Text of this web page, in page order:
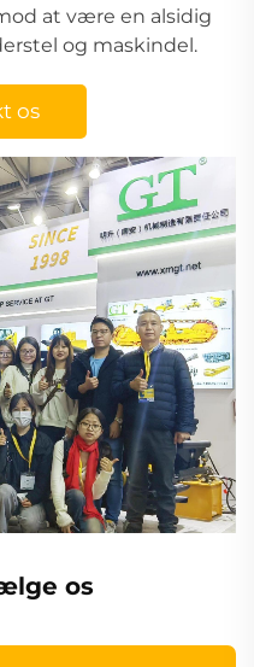
at være en alsidig
og maskindel.
os
os